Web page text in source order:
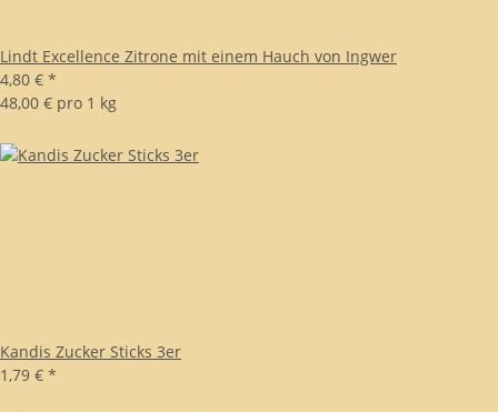
Lindt Excellence Zitrone mit einem Hauch von Ingwer
4,80 € *
48,00 € pro 1 kg
Kandis Zucker Sticks 3er
1,79 € *